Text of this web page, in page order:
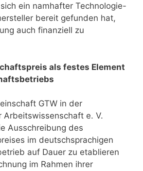
ein namhafter Technologie-
bereit gefunden hat,
auch finanziell zu
als festes Element
GTW in der
Arbeitswissenschaft e. V.
Ausschreibung des
im deutschsprachigen
auf Dauer zu etablieren
im Rahmen ihrer